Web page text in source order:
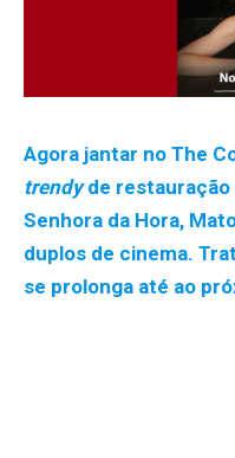
Agora jantar no The
trendyde restauração
Senhora da Hora,
duplos de cinema.
se prolonga até ao